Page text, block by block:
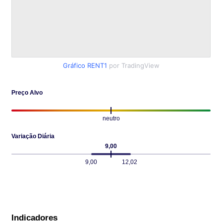
Gráfico RENT1 por TradingView
Preço Alvo
neutro
Variação Diária
9,00
9,00 12,02
Indicadores